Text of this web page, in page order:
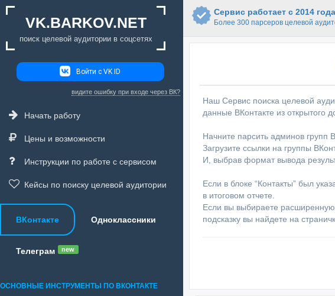
Сервис работает с 2014 года
Более 300 парсеров целевой
Наш Сервис поиска целевой
данные ВКонтакте из открытого
Начните парсить админов групп
Загрузите ссылки на группы
И, выбрав формат вывода
Если в блоке “Контакты” был
в итоговом отчете.
Если вы выбираете расширенную
подсказку вы найдете на
VK.BARKOV.NET
поиск целевой аудитории в соцсетях
Войти с VK ID
видите ошибку при входе через ВК?
Начать работу
Цены и возможности
Инструкции по работе с сервисом
Кейсы по поиску целевой аудитории
ВКонтакте Одноклассники
Телеграм new
ОСНОВНЫЕ ИНСТРУМЕНТЫ ПО ВКОНТАКТЕ